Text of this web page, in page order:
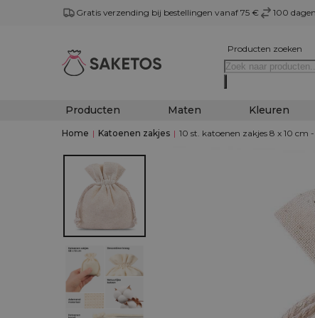
Gratis verzending bij bestellingen vanaf 75 € 100
Producten zoeken
Producten Maten Kleuren
Home | Katoenen zakjes | 10 st. katoenen zakjes 8 x 10